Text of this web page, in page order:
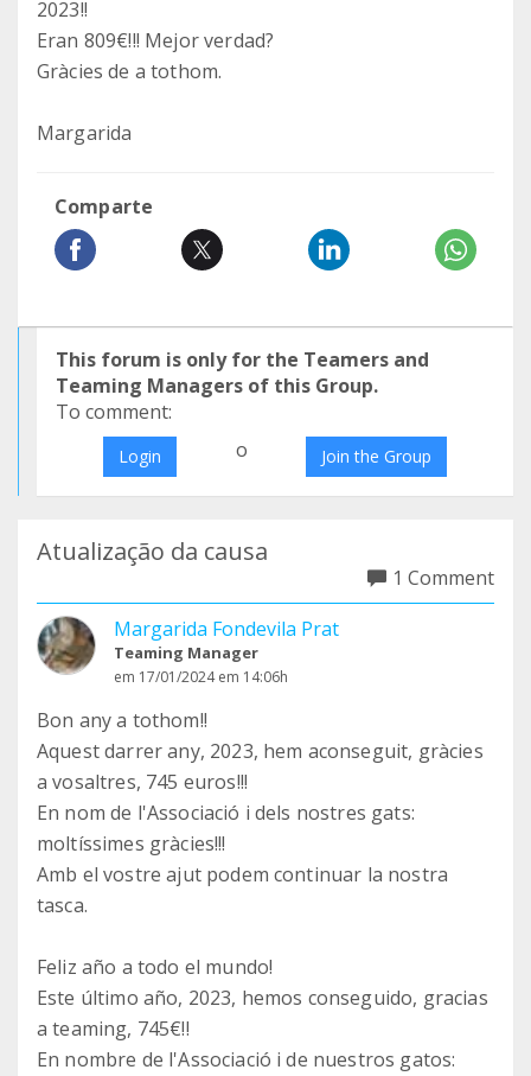
2023!!
Eran 809€!!! Mejor verdad?
Gràcies de a tothom.
Margarida
Comparte
This forum is only for the Teamers and
Teaming Managers of this Group.
To comment:
Login o Join the Group
Atualização da causa
1 Comment
Margarida Fondevila Prat
Teaming Manager
em 17/01/2024 em 14:06h
Bon any a tothom!!
Aquest darrer any, 2023, hem aconseguit, gràcies
a vosaltres, 745 euros!!!
En nom de l'Associació i dels nostres gats:
moltíssimes gràcies!!!
Amb el vostre ajut podem continuar la nostra
tasca.
Feliz año a todo el mundo!
Este último año, 2023, hemos conseguido, gracias
a teaming, 745€!!
En nombre de l'Associació i de nuestros gatos: